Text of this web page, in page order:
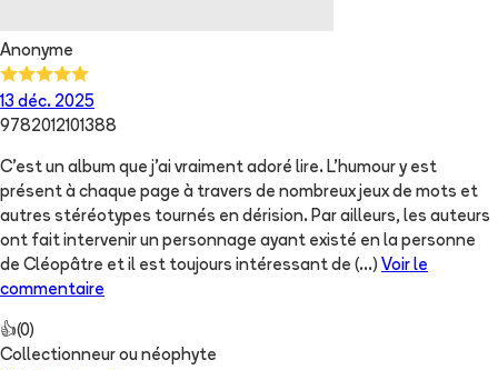
Anonyme
13 déc. 2025
9782012101388
C'est un album que j'ai vraiment adoré lire. L'humour y est
présent à chaque page à travers de nombreux jeux de mots et
autres stéréotypes tournés en dérision. Par ailleurs, les auteurs
ont fait intervenir un personnage ayant existé en la personne
de Cléopâtre et il est toujours intéressant de (...) Voir le
commentaire
👍(0)
Collectionneur ou néophyte